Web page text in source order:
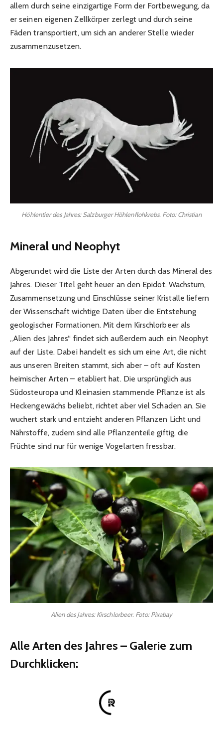
allem durch seine einzigartige Form der Fortbewegung, da
er seinen eigenen Zellkörper zerlegt und durch seine
Fäden transportiert, um sich an anderer Stelle wieder
zusammenzusetzen.
Höhlentier des Jahres: Salzburger Höhlenflohkrebs. Foto: Christian
Mineral und Neophyt
Abgerundet wird die Liste der Arten durch das Mineral des
Jahres. Dieser Titel geht heuer an den Epidot. Wachstum,
Zusammensetzung und Einschlüsse seiner Kristalle liefern
der Wissenschaft wichtige Daten über die Entstehung
geologischer Formationen. Mit dem Kirschlorbeer als
„Alien des Jahres“ findet sich außerdem auch ein Neophyt
auf der Liste. Dabei handelt es sich um eine Art, die nicht
aus unseren Breiten stammt, sich aber – oft auf Kosten
heimischer Arten – etabliert hat. Die ursprünglich aus
Südosteuropa und Kleinasien stammende Pflanze ist als
Heckengewächs beliebt, richtet aber viel Schaden an. Sie
wuchert stark und entzieht anderen Pflanzen Licht und
Nährstoffe, zudem sind alle Pflanzenteile giftig, die
Früchte sind nur für wenige Vogelarten fressbar.
Alien des Jahres: Kirschlorbeer. Foto: Pixabay
Alle Arten des Jahres – Galerie zum
Durchklicken: